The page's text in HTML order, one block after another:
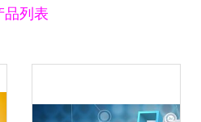
品列表